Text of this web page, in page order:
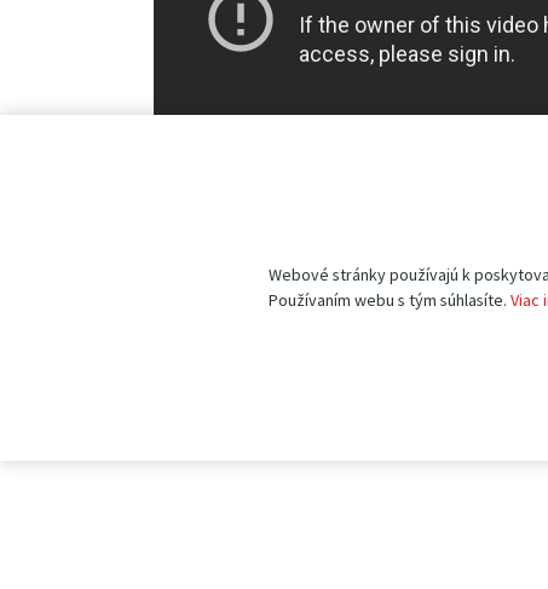
Webové stránky používajú k
Používaním webu s tým súhlasíte. Viac